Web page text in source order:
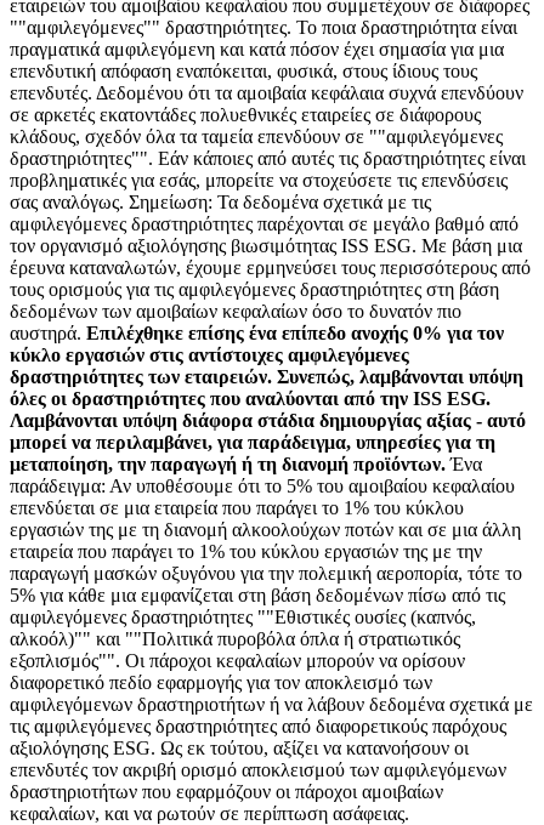
εταιρειών του αμοιβαίου κεφαλαίου που συμμετέχουν σε διάφορες
""αμφιλεγόμενες"" δραστηριότητες. Το ποια δραστηριότητα είναι
πραγματικά αμφιλεγόμενη και κατά πόσον έχει σημασία για μια
επενδυτική απόφαση εναπόκειται, φυσικά, στους ίδιους τους
επενδυτές. Δεδομένου ότι τα αμοιβαία κεφάλαια συχνά επενδύουν
σε αρκετές εκατοντάδες πολυεθνικές εταιρείες σε διάφορους
κλάδους, σχεδόν όλα τα ταμεία επενδύουν σε ""αμφιλεγόμενες
δραστηριότητες"". Εάν κάποιες από αυτές τις δραστηριότητες είναι
προβληματικές για εσάς, μπορείτε να στοχεύσετε τις επενδύσεις
σας αναλόγως. Σημείωση: Τα δεδομένα σχετικά με τις
αμφιλεγόμενες δραστηριότητες παρέχονται σε μεγάλο βαθμό από
τον οργανισμό αξιολόγησης βιωσιμότητας ISS ESG. Με βάση μια
έρευνα καταναλωτών, έχουμε ερμηνεύσει τους περισσότερους από
τους ορισμούς για τις αμφιλεγόμενες δραστηριότητες στη βάση
δεδομένων των αμοιβαίων κεφαλαίων όσο το δυνατόν πιο
αυστηρά. Επιλέχθηκε επίσης ένα επίπεδο ανοχής 0% για τον
κύκλο εργασιών στις αντίστοιχες αμφιλεγόμενες
δραστηριότητες των εταιρειών. Συνεπώς, λαμβάνονται υπόψη
όλες οι δραστηριότητες που αναλύονται από την ISS ESG.
Λαμβάνονται υπόψη διάφορα στάδια δημιουργίας αξίας - αυτό
μπορεί να περιλαμβάνει, για παράδειγμα, υπηρεσίες για τη
μεταποίηση, την παραγωγή ή τη διανομή προϊόντων.Ένα
παράδειγμα: Αν υποθέσουμε ότι το 5% του αμοιβαίου κεφαλαίου
επενδύεται σε μια εταιρεία που παράγει το 1% του κύκλου
εργασιών της με τη διανομή αλκοολούχων ποτών και σε μια άλλη
εταιρεία που παράγει το 1% του κύκλου εργασιών της με την
παραγωγή μασκών οξυγόνου για την πολεμική αεροπορία, τότε το
5% για κάθε μια εμφανίζεται στη βάση δεδομένων πίσω από τις
αμφιλεγόμενες δραστηριότητες ""Εθιστικές ουσίες (καπνός,
αλκοόλ)"" και ""Πολιτικά πυροβόλα όπλα ή στρατιωτικός
εξοπλισμός"". Οι πάροχοι κεφαλαίων μπορούν να ορίσουν
διαφορετικό πεδίο εφαρμογής για τον αποκλεισμό των
αμφιλεγόμενων δραστηριοτήτων ή να λάβουν δεδομένα σχετικά με
τις αμφιλεγόμενες δραστηριότητες από διαφορετικούς παρόχους
αξιολόγησης ESG. Ως εκ τούτου, αξίζει να κατανοήσουν οι
επενδυτές τον ακριβή ορισμό αποκλεισμού των αμφιλεγόμενων
δραστηριοτήτων που εφαρμόζουν οι πάροχοι αμοιβαίων
κεφαλαίων, και να ρωτούν σε περίπτωση ασάφειας.